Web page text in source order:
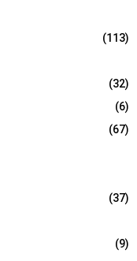
(113)
(32)
(6)
(67)
(37)
(9)